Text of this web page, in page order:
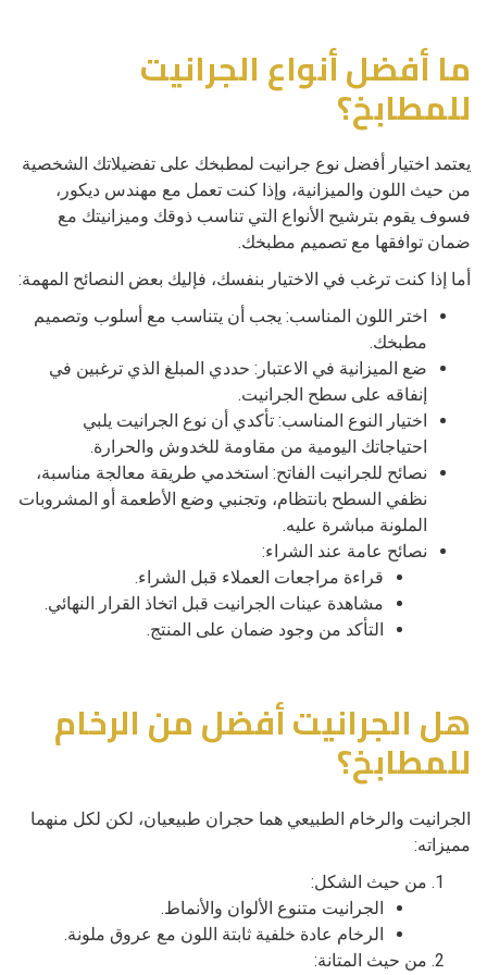
ما أفضل أنواع الجرانيت
للمطابخ؟
يعتمد اختيار أفضل نوع جرانيت لمطبخك على تفضيلاتك الشخصية
من حيث اللون والميزانية، وإذا كنت تعمل مع مهندس ديكور،
فسوف يقوم بترشيح الأنواع التي تناسب ذوقك وميزانيتك مع
ضمان توافقها مع تصميم مطبخك.
أما إذا كنت ترغب في الاختيار بنفسك، فإليك بعض النصائح المهمة:
اختر اللون المناسب: يجب أن يتناسب مع أسلوب وتصميم
مطبخك.
ضع الميزانية في الاعتبار: حددي المبلغ الذي ترغبين في
إنفاقه على سطح الجرانيت.
اختيار النوع المناسب: تأكدي أن نوع الجرانيت يلبي
احتياجاتك اليومية من مقاومة للخدوش والحرارة.
نصائح للجرانيت الفاتح: استخدمي طريقة معالجة مناسبة،
نظفي السطح بانتظام، وتجنبي وضع الأطعمة أو المشروبات
الملونة مباشرة عليه.
نصائح عامة عند الشراء:
قراءة مراجعات العملاء قبل الشراء.
مشاهدة عينات الجرانيت قبل اتخاذ القرار النهائي.
التأكد من وجود ضمان على المنتج.
هل الجرانيت أفضل من الرخام
للمطابخ؟
الجرانيت والرخام الطبيعي هما حجران طبيعيان، لكن لكل منهما
مميزاته:
من حيث الشكل:
الجرانيت متنوع الألوان والأنماط.
الرخام عادة خلفية ثابتة اللون مع عروق ملونة.
من حيث المتانة: